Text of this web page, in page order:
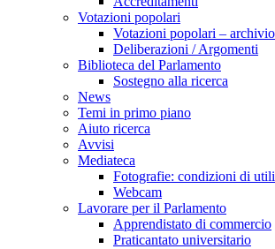
Votazioni popolari
Votazioni popolari – archivio
Deliberazioni / Argomenti
Biblioteca del Parlamento
Sostegno alla ricerca
News
Temi in primo piano
Aiuto ricerca
Avvisi
Mediateca
Fotografie: condizioni di
Webcam
Lavorare per il Parlamento
Apprendistato di commercio
Praticantato universitario